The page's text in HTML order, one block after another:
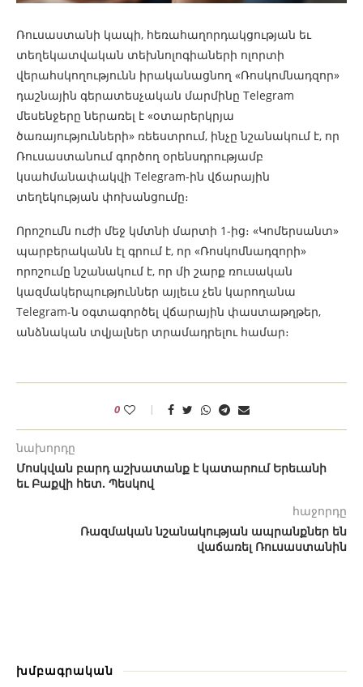
Ռուսաստանի կապի, հեռահաղորդակցության եւ
տեղեկատվական տեխնոլոգիաների ոլորտի
վերահսկողությունն իրականացնող «Ռոսկոմնադզոր»
դաշնային գերատեսչական մարմինը Telegram
մեսենջերը ներառել է «օտարերկրյա
ծառայությունների» ռեեստրում, ինչը նշանակում է, որ
Ռուսաստանում գործող օրենսդրությամբ
կսահմանափակվի Telegram-ին վճարային
տեղեկության փոխանցումը։
Որոշումն ուժի մեջ կմտնի մարտի 1-ից։ «Կոմերսանտ»
պարբերականն էլ գրում է, որ «Ռոսկոմնադզորի»
որոշումը նշանակում է, որ մի շարք ռուսական
կազմակերպություններ այլեւս չեն կարողանա
Telegram-ն օգտագործել վճարային փաստաթղթեր,
անձնական տվյալներ տրամադրելու համար։
0
նախորդը
Մոսկվան բարդ աշխատանք է կատարում Երեւանի
եւ Բաքվի հետ. Պեսկով
հաջորդը
Ռազմական նշանակության ապրանքներ են
վաճառել Ռուսաստանին
խմբագրական